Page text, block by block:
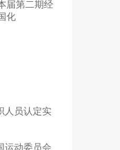
届第二期经
化
人员认定实
运动委员会